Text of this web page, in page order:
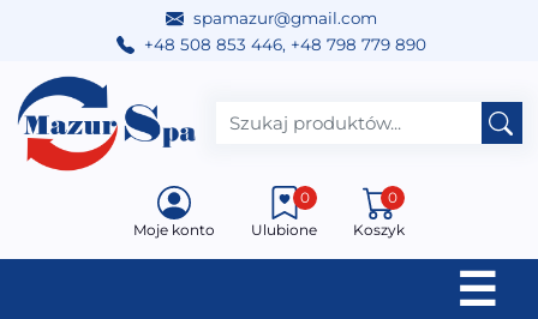
spamazur@gmail.com
+48 508 853 446, +48 798 779 890
Przejdź do treści
Main Navigation
Moje konto Ulubione
0
Koszyk
0
☰